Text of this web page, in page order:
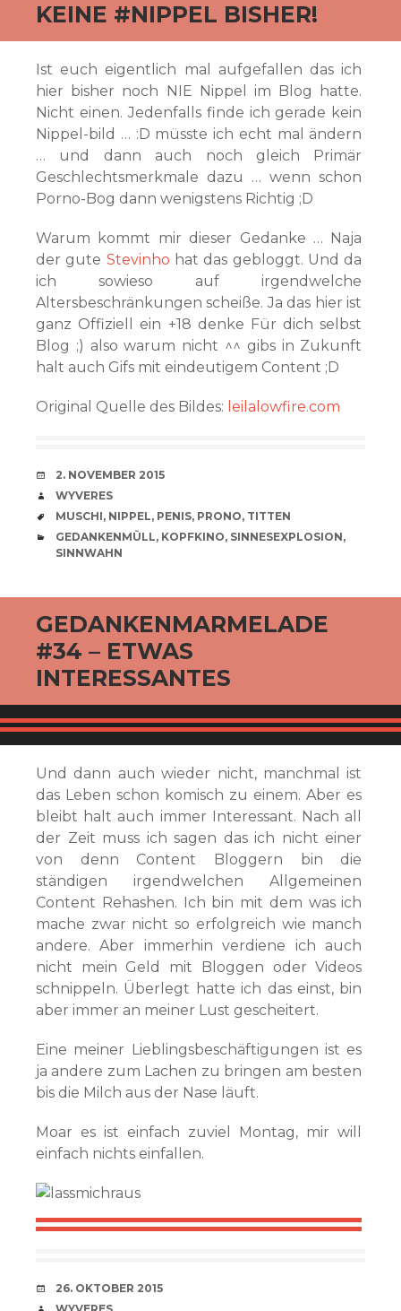
KEINE #NIPPEL BISHER!
Ist euch eigentlich mal aufgefallen das ich
hier bisher noch NIE Nippel im Blog hatte.
Nicht einen. Jedenfalls finde ich gerade kein
Nippel-bild … :D müsste ich echt mal ändern
… und dann auch noch gleich Primär
Geschlechtsmerkmale dazu … wenn schon
Porno-Bog dann wenigstens Richtig ;D
Warum kommt mir dieser Gedanke … Naja
der gute Stevinho hat das gebloggt. Und da
ich sowieso auf irgendwelche
Altersbeschränkungen scheiße. Ja das hier ist
ganz Offiziell ein +18 denke Für dich selbst
Blog ;) also warum nicht ^^ gibs in Zukunft
halt auch Gifs mit eindeutigem Content ;D
Original Quelle des Bildes: leilalowfire.com
VERABREDUNG
2. NOVEMBER 2015
VERFASSER
WYVERES
SCHLAGWÖRTER
MUSCHI, NIPPEL, PENIS, PRONO, TITTEN
CATEGORIES
GEDANKENMÜLL, KOPFKINO, SINNESEXPLOSION,
SINNWAHN
GEDANKENMARMELADE
#34 – ETWAS
INTERESSANTES
Und dann auch wieder nicht, manchmal ist
das Leben schon komisch zu einem. Aber es
bleibt halt auch immer Interessant. Nach all
der Zeit muss ich sagen das ich nicht einer
von denn Content Bloggern bin die
ständigen irgendwelchen Allgemeinen
Content Rehashen. Ich bin mit dem was ich
mache zwar nicht so erfolgreich wie manch
andere. Aber immerhin verdiene ich auch
nicht mein Geld mit Bloggen oder Videos
schnippeln. Überlegt hatte ich das einst, bin
aber immer an meiner Lust gescheitert.
Eine meiner Lieblingsbeschäftigungen ist es
ja andere zum Lachen zu bringen am besten
bis die Milch aus der Nase läuft.
Moar es ist einfach zuviel Montag, mir will
einfach nichts einfallen.
VERABREDUNG
26. OKTOBER 2015
VERFASSER